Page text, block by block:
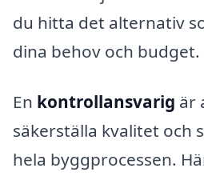
du hitta det alternativ
dina behov och budget.
En kontrollansvarig är
säkerställa kvalitet och
hela byggprocessen.